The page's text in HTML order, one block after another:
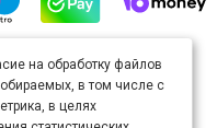
полицензии Creative
(«Атрибуция») 4.0
.
на обработку файлов
в том числе с
в целях